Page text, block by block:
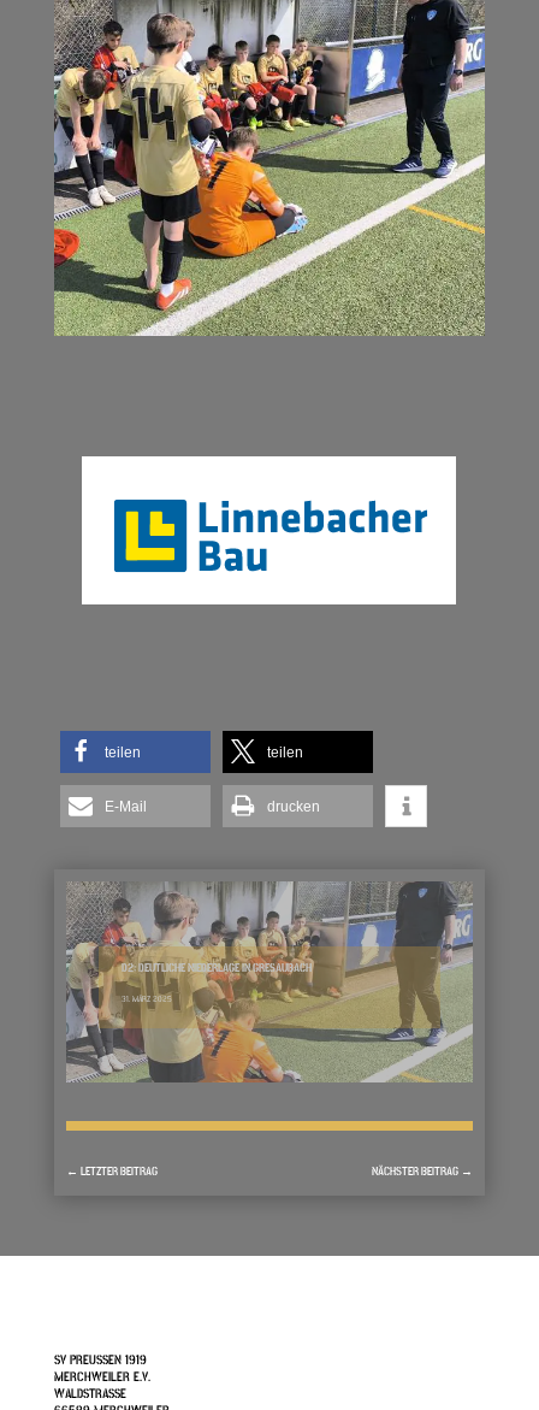
teilen teilen
E-Mail drucken
D2: DEUTLICHE NIEDERLAGE IN GRESAUBACH
31. MÄRZ 2025
← LETZTER BEITRAG NÄCHSTER BEITRAG →
SV PREUSSEN 1919
MERCHWEILER E.V.
WALDSTRASSE